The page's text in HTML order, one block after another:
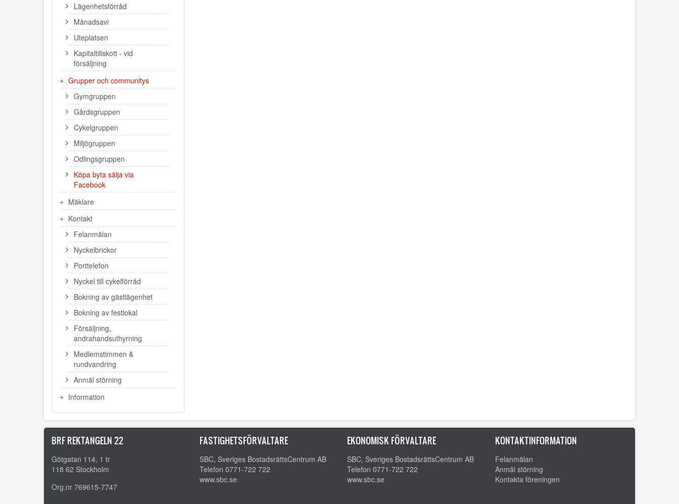
Lägenhetsförråd
Månadsavi
Uteplatsen
Kapitaltillskott - vid
försäljning
Grupper och communitys
Gymgruppen
Gårdsgruppen
Cykelgruppen
Miljögruppen
Odlingsgruppen
Köpa byta sälja via
Facebook
Mäklare
Kontakt
Felanmälan
Nyckelbrickor
Porttelefon
Nyckel till cykelförråd
Bokning av gästlägenhet
Bokning av festlokal
Försäljning,
andrahandsuthyrning
Medlemstimmen &
rundvandring
Anmäl störning
Information
BRF REKTANGELN 22
Götgatan 114, 1 tr
118 62 Stockholm
Org.nr 769615-7747
FASTIGHETSFÖRVALTARE
SBC, Sveriges BostadsrättsCentrum AB
Telefon 0771-722 722
www.sbc.se
EKONOMISK FÖRVALTARE
SBC, Sveriges BostadsrättsCentrum AB
Telefon 0771-722 722
www.sbc.se
KONTAKTINFORMATION
Felanmälan
Anmäl störning
Kontakta föreningen